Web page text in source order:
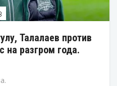
Талалаев против
на разгром года.